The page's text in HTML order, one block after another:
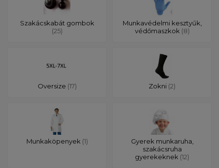
Szakácskabát gombok
(25)
Munkavédelmi kesztyűk,
védőmaszkok (8)
Oversize (17) Zokni (2)
Munkaköpenyek (1)
Gyerek munkaruha,
szakácsruha
gyerekeknek (12)